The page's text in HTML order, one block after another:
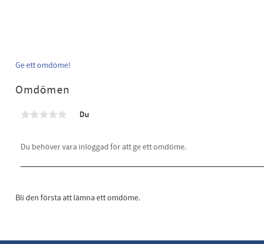
Ge ett omdöme!
Omdömen
Du
Bli den första att lämna ett omdöme.